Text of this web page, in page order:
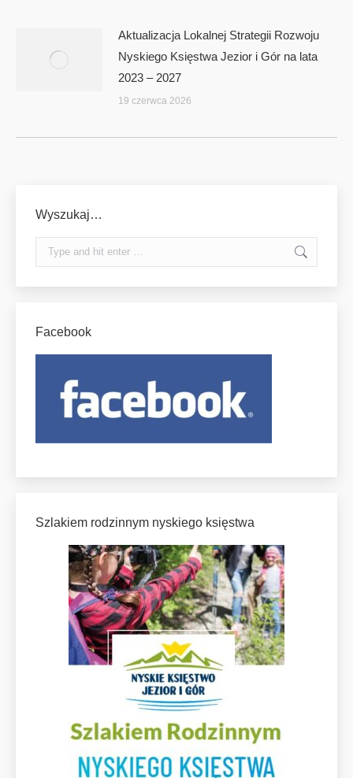
Aktualizacja Lokalnej Strategii Rozwoju
Nyskiego Księstwa Jezior i Gór na lata
2023 – 2027
19 czerwca 2026
Wyszukaj…
Search:
Facebook
Szlakiem rodzinnym nyskiego księstwa